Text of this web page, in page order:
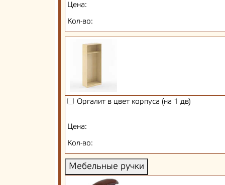
Цена:
Кол-во:
Оргалит в цвет корпуса (на 1 дв)
Цена:
Кол-во:
Мебельные ручки